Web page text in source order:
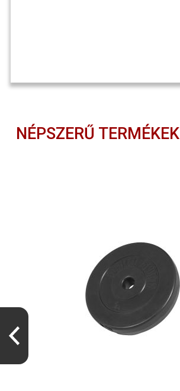
NÉPSZERŰ TERMÉKEK